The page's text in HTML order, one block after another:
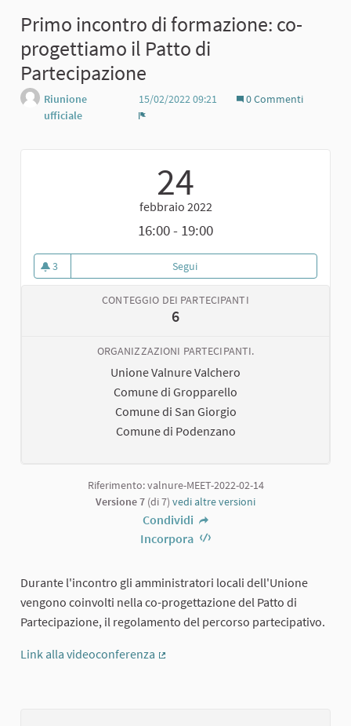
Primo incontro di formazione: co-
progettiamo il Patto di
Partecipazione
Riunione
ufficiale
15/02/2022 09:21
0 Commenti
24
febbraio 2022
16:00 - 19:00
3
3 sostenitori
Segui
CONTEGGIO DEI PARTECIPANTI
6
ORGANIZZAZIONI PARTECIPANTI.
Unione Valnure Valchero
Comune di Gropparello
Comune di San Giorgio
Comune di Podenzano
Riferimento: valnure-MEET-2022-02-14
Versione 7 (di 7) vedi altre versioni
Condividi
Incorpora
Durante l'incontro gli amministratori locali dell'Unione
vengono coinvolti nella co-progettazione del Patto di
Partecipazione, il regolamento del percorso partecipativo.
Link alla videoconferenza